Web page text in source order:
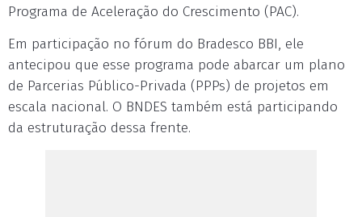
Programa de Aceleração do Crescimento (PAC).
Em participação no fórum do Bradesco BBI, ele
antecipou que esse programa pode abarcar um plano
de Parcerias Público-Privada (PPPs) de projetos em
escala nacional. O BNDES também está participando
da estruturação dessa frente.